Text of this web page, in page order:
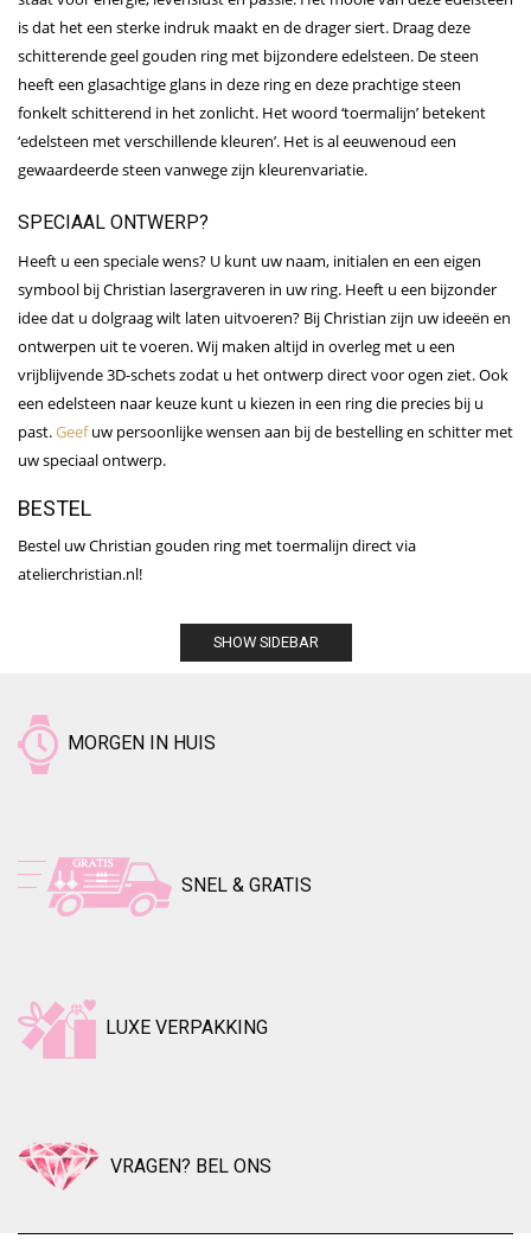
is dat het een sterke indruk maakt en de drager siert. Draag deze
schitterende geel gouden ring met bijzondere edelsteen. De steen
heeft een glasachtige glans in deze ring en deze prachtige steen
fonkelt schitterend in het zonlicht. Het woord ‘toermalijn’ betekent
‘edelsteen met verschillende kleuren’. Het is al eeuwenoud een
gewaardeerde steen vanwege zijn kleurenvariatie.
SPECIAAL ONTWERP?
Heeft u een speciale wens? U kunt uw naam, initialen en een eigen
symbool bij Christian lasergraveren in uw ring. Heeft u een bijzonder
idee dat u dolgraag wilt laten uitvoeren? Bij Christian zijn uw ideeën en
ontwerpen uit te voeren. Wij maken altijd in overleg met u een
vrijblijvende 3D-schets zodat u het ontwerp direct voor ogen ziet. Ook
een edelsteen naar keuze kunt u kiezen in een ring die precies bij u
past.Geefuw persoonlijke wensen aan bij de bestelling en schitter met
uw speciaal ontwerp.
BESTEL
Bestel uw Christian gouden ring met toermalijn direct via
atelierchristian.nl!
SHOW SIDEBAR
MORGEN IN HUIS
SNEL & GRATIS
LUXE VERPAKKING
VRAGEN? BEL ONS